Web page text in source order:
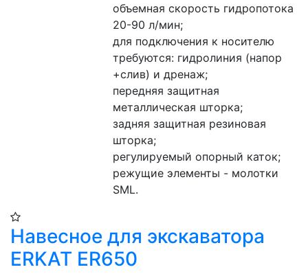
объемная скорость гидропотока
20-90 л/мин;
для подключения к носителю
требуются: гидролиния (напор
+слив) и дренаж;
передняя защитная
металлическая шторка;
задняя защитная резиновая
шторка;
регулируемый опорный каток;
режущие элементы - молотки
SML.
Навесное для экскаватора
ERKAT ER650